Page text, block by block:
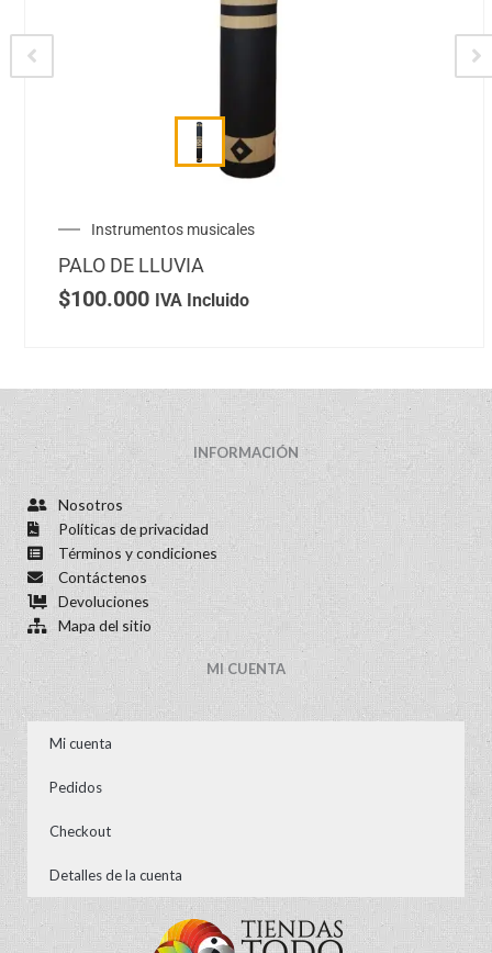
Instrumentos musicales
PALO DE LLUVIA
$100.000 IVA Incluido
INFORMACIÓN
Nosotros
Políticas de privacidad
Términos y condiciones
Contáctenos
Devoluciones
Mapa del sitio
MI CUENTA
Mi cuenta
Pedidos
Checkout
Detalles de la cuenta